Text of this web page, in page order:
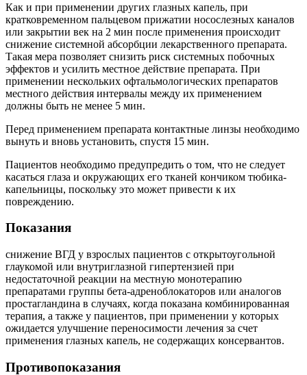
Как и при применении других глазных капель, при
кратковременном пальцевом прижатии носослезных каналов
или закрытии век на 2 мин после применения происходит
снижение системной абсорбции лекарственного препарата.
Такая мера позволяет снизить риск системных побочных
эффектов и усилить местное действие препарата. При
применении нескольких офтальмологических препаратов
местного действия интервалы между их применением
должны быть не менее 5 мин.
Перед применением препарата контактные линзы необходимо
вынуть и вновь установить, спустя 15 мин.
Пациентов необходимо предупредить о том, что не следует
касаться глаза и окружающих его тканей кончиком тюбика-
капельницы, поскольку это может привести к их
повреждению.
Показания
снижение ВГД у взрослых пациентов с открытоугольной
глаукомой или внутриглазной гипертензией при
недостаточной реакции на местную монотерапию
препаратами группы бета-адреноблокаторов или аналогов
простагландина в случаях, когда показана комбинированная
терапия, а также у пациентов, при применении у которых
ожидается улучшение переносимости лечения за счет
применения глазных капель, не содержащих консервантов.
Противопоказания